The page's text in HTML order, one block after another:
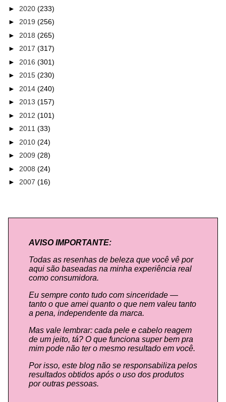
► 2020 (233)
► 2019 (256)
► 2018 (265)
► 2017 (317)
► 2016 (301)
► 2015 (230)
► 2014 (240)
► 2013 (157)
► 2012 (101)
► 2011 (33)
► 2010 (24)
► 2009 (28)
► 2008 (24)
► 2007 (16)
AVISO IMPORTANTE:
Todas as resenhas de beleza que você vê por
aqui são baseadas na minha experiência real
como consumidora.
Eu sempre conto tudo com sinceridade —
tanto o que amei quanto o que nem valeu tanto
a pena, independente da marca.
Mas vale lembrar: cada pele e cabelo reagem
de um jeito, tá? O que funciona super bem pra
mim pode não ter o mesmo resultado em você.
Por isso, este blog não se responsabiliza pelos
resultados obtidos após o uso dos produtos
por outras pessoas.